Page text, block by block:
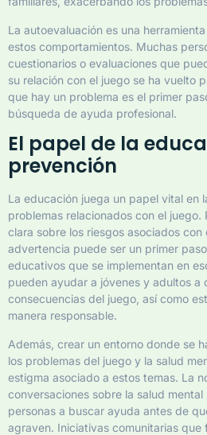
La autoevaluación es una
estos comportamientos. Muchas
cuestionarios o evaluaciones que
su relación con el juego se ha vuelto
que hay un problema es el primer
búsqueda de ayuda profesional.
El papel de la
prevención
La educación juega un papel vital en
problemas relacionados con el juego.
clara sobre los riesgos asociados con
advertencia puede ser un primer
educativos que se implementan en
pueden ayudar a jóvenes y adultos a
consecuencias del juego, así como
manera responsable.
Además, crear un entorno donde se
los problemas del juego y la salud
estigma asociado a estos temas. La
conversaciones sobre la salud
personas a buscar ayuda antes de
agraven. Iniciativas comunitarias que